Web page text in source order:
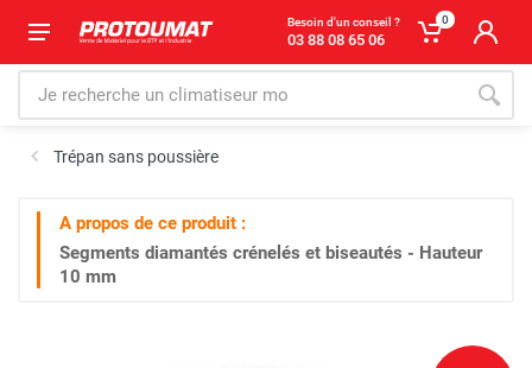
Besoin d'un conseil ?
03 88 08 65 06
0
Trépan sans poussière
A propos de ce produit :
Segments diamantés crénelés et biseautés - Hauteur
10 mm